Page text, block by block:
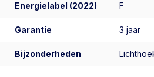
Energielabel (2022) F
Garantie 3 jaar
Bijzonderheden